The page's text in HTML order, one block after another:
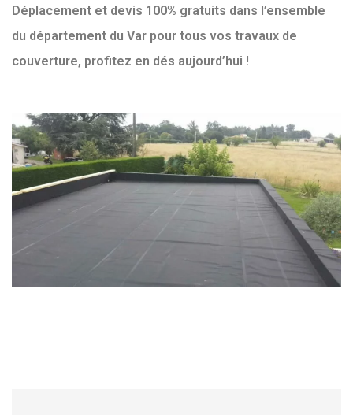
Déplacement et devis 100% gratuits dans l’ensemble
du département du Var pour tous vos travaux de
couverture, profitez en dés aujourd’hui !